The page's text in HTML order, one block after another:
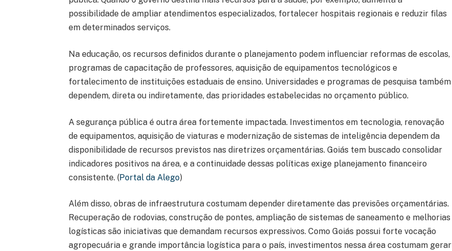
possibilidade de ampliar atendimentos especializados, fortalecer hospitais regionais e reduzir filas
em determinados serviços.
Na educação, os recursos definidos durante o planejamento podem influenciar reformas de escolas,
programas de capacitação de professores, aquisição de equipamentos tecnológicos e
fortalecimento de instituições estaduais de ensino. Universidades e programas de pesquisa também
dependem, direta ou indiretamente, das prioridades estabelecidas no orçamento público.
A segurança pública é outra área fortemente impactada. Investimentos em tecnologia, renovação
de equipamentos, aquisição de viaturas e modernização de sistemas de inteligência dependem da
disponibilidade de recursos previstos nas diretrizes orçamentárias. Goiás tem buscado consolidar
indicadores positivos na área, e a continuidade dessas políticas exige planejamento financeiro
consistente. (Portal da Alego)
Além disso, obras de infraestrutura costumam depender diretamente das previsões orçamentárias.
Recuperação de rodovias, construção de pontes, ampliação de sistemas de saneamento e melhorias
logísticas são iniciativas que demandam recursos expressivos. Como Goiás possui forte vocação
agropecuária e grande importância logística para o país, investimentos nessa área costumam gerar